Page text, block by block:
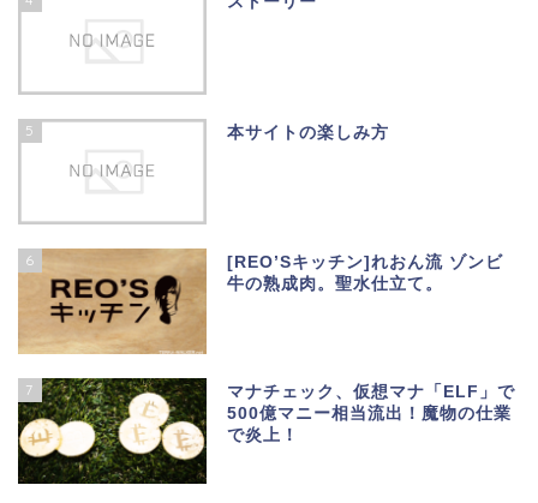
5 本サイトの楽しみ方
6
[REO’Sキッチン]れおん流 ゾンビ
牛の熟成肉。聖水仕立て。
7
マナチェック、仮想マナ「ELF」で
500億マニー相当流出！魔物の仕業
で炎上！